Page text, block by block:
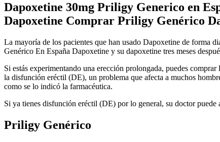
Dapoxetine 30mg Priligy Generico en
Dapoxetine Comprar Priligy Genérico
La mayoría de los pacientes que han usado Dapoxetine de forma
Genérico En España Dapoxetine y su dapoxetine tres meses
Si estás experimentando una erección prolongada, puedes
la disfunción eréctil (DE), un problema que afecta a muchos
como se lo indicó la farmacéutica.
Si ya tienes disfunción eréctil (DE) por lo general, su doctor
Priligy Genérico